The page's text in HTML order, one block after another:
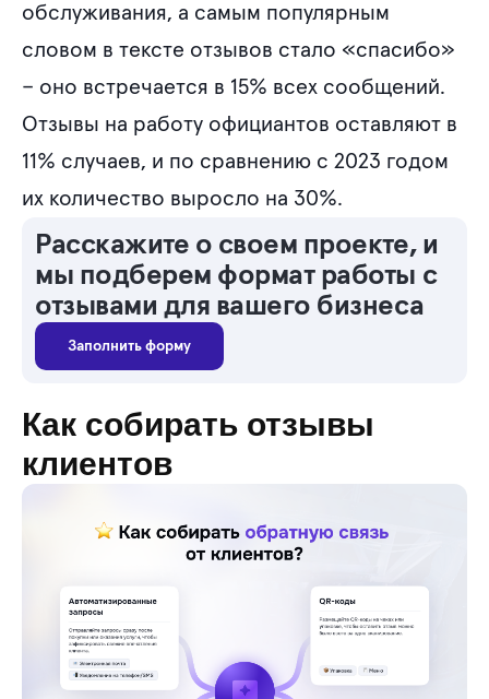
обслуживания, а самым популярным
словом в тексте отзывов стало «спасибо»
– оно встречается в 15% всех сообщений.
Отзывы на работу официантов оставляют в
11% случаев, и по сравнению с 2023 годом
их количество выросло на 30%.
Расскажите о своем проекте, и
мы подберем формат работы с
отзывами для вашего бизнеса
Заполнить форму
Как собирать отзывы
клиентов